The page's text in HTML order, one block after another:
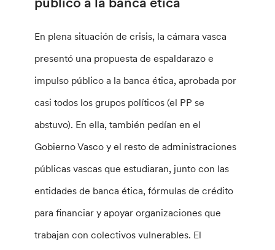
En plena situación de crisis, la cámara vasca
presentó una propuesta de espaldarazo e
impulso público a la banca ética, aprobada por
casi todos los grupos políticos (el PP se
abstuvo). En ella, también pedían en el
Gobierno Vasco y el resto de administraciones
públicas vascas que estudiaran, junto con las
entidades de banca ética, fórmulas de crédito
para financiar y apoyar organizaciones que
trabajan con colectivos vulnerables. El